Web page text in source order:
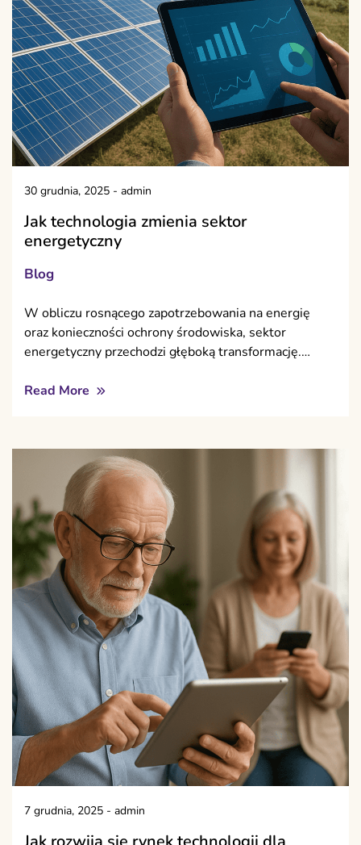
30 grudnia, 2025 - admin
Jak technologia zmienia sektor
energetyczny
Blog
W obliczu rosnącego zapotrzebowania na energię
oraz konieczności ochrony środowiska, sektor
energetyczny przechodzi głęboką transformację.…
Read More
7 grudnia, 2025 - admin